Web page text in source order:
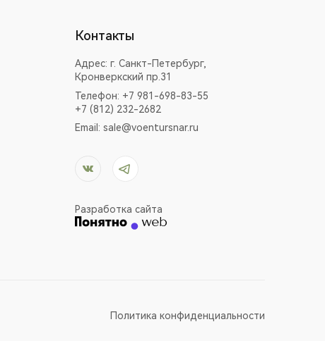
Контакты
Адрес:г. Санкт-Петербург,
Кронверкский пр.31
Телефон: +7 981-698-83-55
+7 (812) 232-2682
Email:sale@voentursnar.ru
Разработка сайта
Политика конфиденциальности